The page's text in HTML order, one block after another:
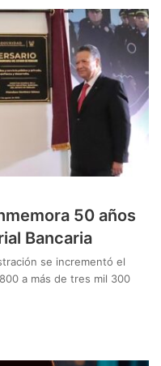
50 años
Bancaria
se incrementó el
a más de tres mil 300